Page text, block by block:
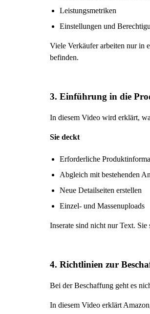
Leistungsmetriken
Einstellungen und
Viele Verkäufer arbeiten nur in
befinden.
3. Einführung in die
In diesem Video wird erklärt,
Sie deckt
Erforderliche
Abgleich mit bestehenden
Neue Detailseiten erstellen
Einzel- und Massenuploads
Inserate sind nicht nur Text.
4. Richtlinien zur
Bei der Beschaffung geht es
In diesem Video erklärt